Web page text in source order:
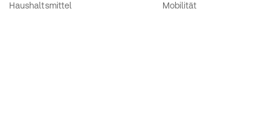
Haushaltsmittel
Mobilität